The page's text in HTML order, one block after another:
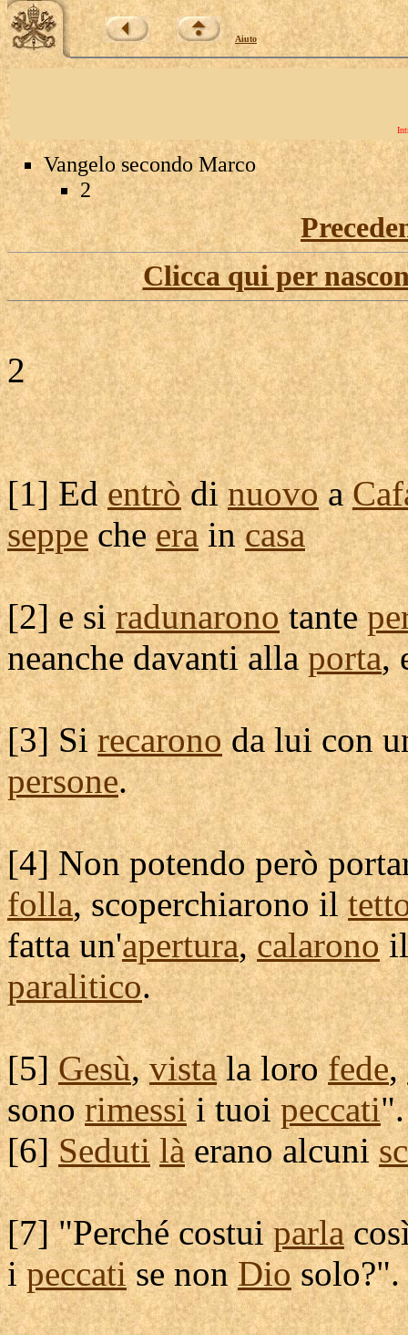
Aiuto
Vangelo secondo Marco
2
Clicca qui per
2
[1] Edentròdinuovoa
seppecheeraincasa
[2] e siradunaronotante
neanche davanti allaporta,
[3] Sirecaronoda lui con
persone.
[4] Non potendo però
folla,scoperchiaronoil
fatta un'apertura,calarono
paralitico.
[5]Gesù,vistala lorofede,
sono rimessii tuoipeccati".
[6]Seduti làerano alcuni
[7] "Perché costuiparla
ipeccatise nonDiosolo?".